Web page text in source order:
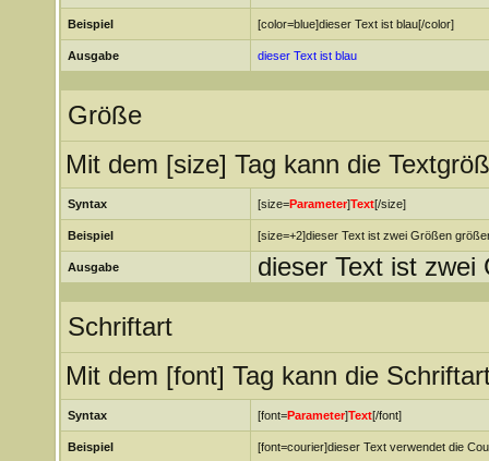
Beispiel [color=blue]dieser Text ist blau[/color]
Ausgabe dieser Text ist blau
Größe
Mit dem [size] Tag kann die
Syntax [size=Parameter]Text[/size]
Beispiel [size=+2]dieser Text ist zwei Größen
Ausgabe dieser Text ist
Schriftart
Mit dem [font] Tag kann die
Syntax [font=Parameter]Text[/font]
Beispiel [font=courier]dieser Text verwendet die